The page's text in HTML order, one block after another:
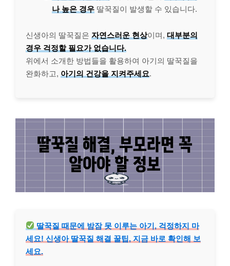
나 높은 경우 딸꾹질이 발생할 수 있습니다.
신생아의 딸꾹질은 자연스러운 현상이며, 대부분의
경우 걱정할 필요가 없습니다.
위에서 소개한 방법들을 활용하여 아기의 딸꾹질을
완화하고, 아기의 건강을 지켜주세요.
딸꾹질 때문에 밤잠 못 이루는 아기, 걱정하지 마
세요! 신생아 딸꾹질 해결 꿀팁, 지금 바로 확인해 보
세요.